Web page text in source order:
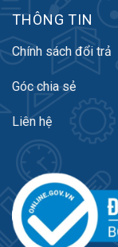
THÔNG TIN
Chính sách đổi trả
Góc chia sẻ
Liên hệ